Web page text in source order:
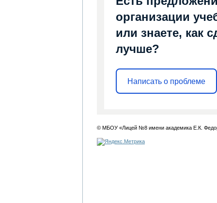
организации
или знаете, как
лучше?
Написать о проблеме
© МБОУ «Лицей №8 имени академика Е.К.